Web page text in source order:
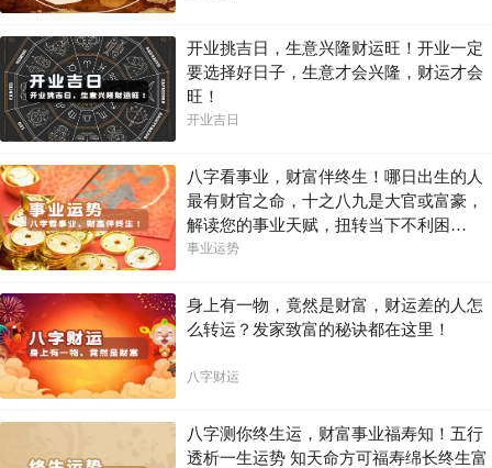
开业挑吉日，生意兴隆财运旺！开业一定
要选择好日子，生意才会兴隆，财运才会
旺！
开业吉日
八字看事业，财富伴终生！哪日出生的人
最有财官之命，十之八九是大官或富豪，
解读您的事业天赋，扭转当下不利困
局！！
事业运势
身上有一物，竟然是财富，财运差的人怎
么转运？发家致富的秘诀都在这里！
八字财运
八字测你终生运，财富事业福寿知！五行
透析一生运势 知天命方可福寿绵长终生富